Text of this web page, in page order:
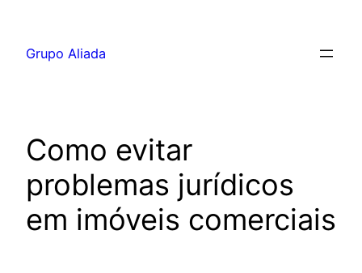
Grupo Aliada
Como evitar
problemas jurídicos
em imóveis comerciais